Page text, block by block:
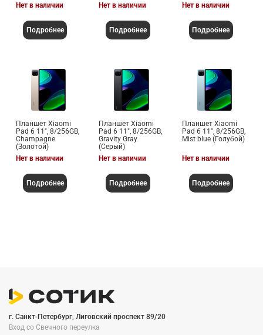
Нет в наличии
Подробнее
Нет в наличии
Подробнее
Нет в наличии
Подробнее
Планшет Xiaomi
Pad 6 11", 8/256GB,
Champagne
(Золотой)
Нет в наличии
Подробнее
Планшет Xiaomi
Pad 6 11", 8/256GB,
Gravity Gray
(Серый)
Нет в наличии
Подробнее
Планшет Xiaomi
Pad 6 11", 8/256GB,
Mist blue (Голубой)
Нет в наличии
Подробнее
г. Санкт-Петербург, Лиговский проспект 89/20
Вход со Cвечного переулка